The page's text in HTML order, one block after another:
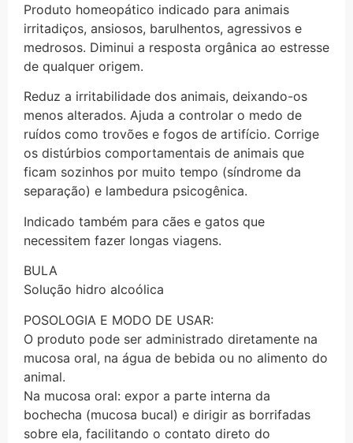
Produto homeopático indicado para animais
irritadiços, ansiosos, barulhentos, agressivos e
medrosos. Diminui a resposta orgânica ao estresse
de qualquer origem.
Reduz a irritabilidade dos animais, deixando-os
menos alterados. Ajuda a controlar o medo de
ruídos como trovões e fogos de artifício. Corrige
os distúrbios comportamentais de animais que
ficam sozinhos por muito tempo (síndrome da
separação) e lambedura psicogênica.
Indicado também para cães e gatos que
necessitem fazer longas viagens.
BULA
Solução hidro alcoólica
POSOLOGIA E MODO DE USAR:
O produto pode ser administrado diretamente na
mucosa oral, na água de bebida ou no alimento do
animal.
Na mucosa oral: expor a parte interna da
bochecha (mucosa bucal) e dirigir as borrifadas
sobre ela, facilitando o contato direto do